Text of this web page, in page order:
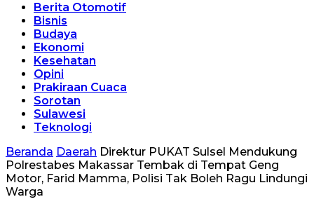
Berita Otomotif
Bisnis
Budaya
Ekonomi
Kesehatan
Opini
Prakiraan Cuaca
Sorotan
Sulawesi
Teknologi
Beranda Daerah Direktur PUKAT Sulsel Mendukung
Polrestabes Makassar Tembak di Tempat Geng
Motor, Farid Mamma, Polisi Tak Boleh Ragu Lindungi
Warga